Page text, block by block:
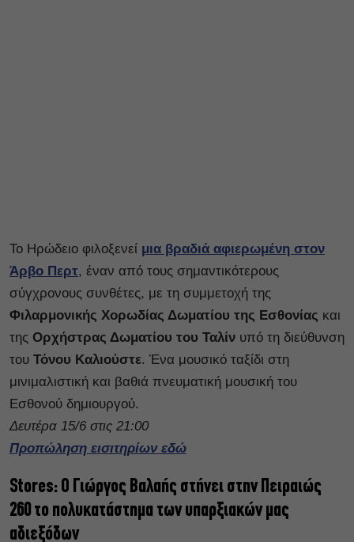
Το Ηρώδειο φιλοξενεί μια βραδιά αφιερωμένη στον
Άρβο Περτ, έναν από τους σημαντικότερους
σύγχρονους συνθέτες, με τη συμμετοχή της
Φιλαρμονικής Χορωδίας Δωματίου της Εσθονίας και
της Ορχήστρας Δωματίου του Ταλίν υπό τη διεύθυνση
του Τόνου Καλιούστε. Ένα μουσικό ταξίδι στη
μινιμαλιστική και βαθιά πνευματική μουσική του
Εσθονού δημιουργού.
Δευτέρα 15/6 στις 21:00
Προπώληση εισιτηρίων εδώ
Stores: Ο Γιώργος Βαλαής στήνει στην Πειραιώς
260 το πολυκατάστημα των υπαρξιακών μας
αδιεξόδων